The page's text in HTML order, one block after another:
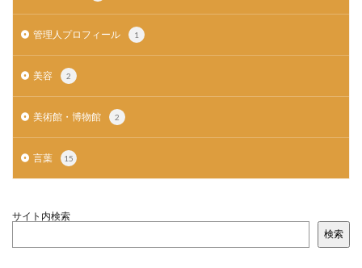
管理人プロフィール 1
美容 2
美術館・博物館 2
言葉 15
サイト内検索
検索